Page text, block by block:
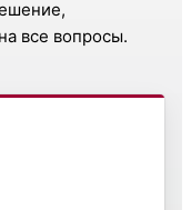
все вопросы.